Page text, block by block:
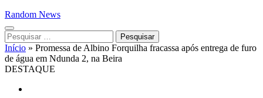
Random News
Pesquisar
por:
Início » Promessa de Albino Forquilha fracassa após entrega de furo
de água em Ndunda 2, na Beira
DESTAQUE